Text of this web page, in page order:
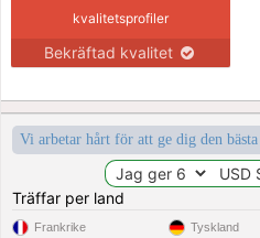
kvalitetsprofiler
Bekräftad kvalitet
Vi arbetar hårt för att ge dig den
Träffar per land
Frankrike Tyskland